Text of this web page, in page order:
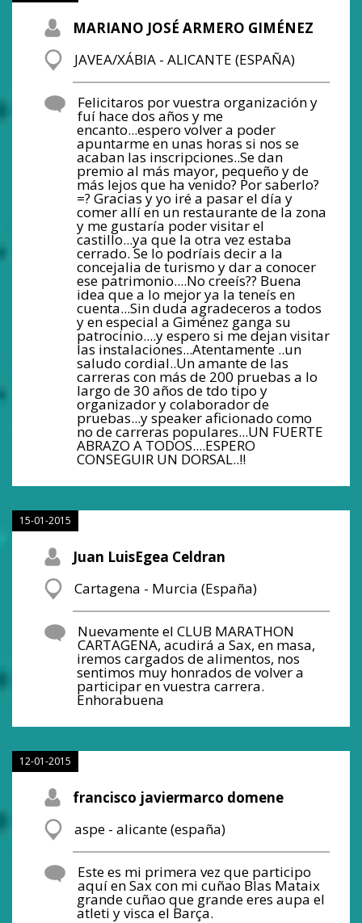
MARIANO JOSÉ ARMERO GIMÉNEZ
JAVEA/XÁBIA - ALICANTE (ESPAÑA)
Felicitaros por vuestra organización y
fuí hace dos años y me
encanto...espero volver a poder
apuntarme en unas horas si nos se
acaban las inscripciones..Se dan
premio al más mayor, pequeño y de
más lejos que ha venido? Por saberlo?
=? Gracias y yo iré a pasar el día y
comer allí en un restaurante de la zona
y me gustaría poder visitar el
castillo...ya que la otra vez estaba
cerrado. Se lo podríais decir a la
concejalia de turismo y dar a conocer
ese patrimonio....No creeís?? Buena
idea que a lo mejor ya la teneís en
cuenta...Sin duda agradeceros a todos
y en especial a Giménez ganga su
patrocinio....y espero si me dejan visitar
las instalaciones...Atentamente ..un
saludo cordial..Un amante de las
carreras con más de 200 pruebas a lo
largo de 30 años de tdo tipo y
organizador y colaborador de
pruebas...y speaker aficionado como
no de carreras populares...UN FUERTE
ABRAZO A TODOS....ESPERO
CONSEGUIR UN DORSAL..!!
15-01-2015
Juan LuisEgea Celdran
Cartagena - Murcia (España)
Nuevamente el CLUB MARATHON
CARTAGENA, acudirá a Sax, en masa,
iremos cargados de alimentos, nos
sentimos muy honrados de volver a
participar en vuestra carrera.
Enhorabuena
12-01-2015
francisco javiermarco domene
aspe - alicante (españa)
Este es mi primera vez que participo
aquí en Sax con mi cuñao Blas Mataix
grande cuñao que grande eres aupa el
atleti y visca el Barça.